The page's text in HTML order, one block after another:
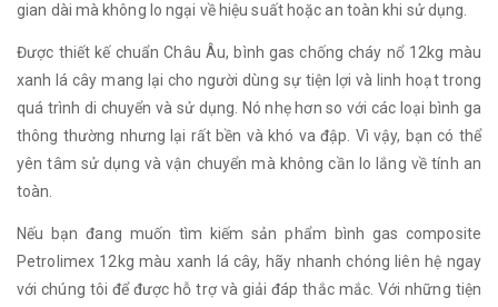
gian dài mà không lo ngại về hiệu suất hoặc an toàn khi sử dụng.
Được thiết kế chuẩn Châu Âu, bình gas chống cháy nổ 12kg màu
xanh lá cây mang lại cho người dùng sự tiện lợi và linh hoạt trong
quá trình di chuyển và sử dụng. Nó nhẹ hơn so với các loại bình ga
thông thường nhưng lại rất bền và khó va đập. Vì vậy, bạn có thể
yên tâm sử dụng và vận chuyển mà không cần lo lắng về tính an
toàn.
Nếu bạn đang muốn tìm kiếm sản phẩm bình gas composite
Petrolimex 12kg màu xanh lá cây, hãy nhanh chóng liên hệ ngay
với chúng tôi để được hỗ trợ và giải đáp thắc mắc. Với những tiện